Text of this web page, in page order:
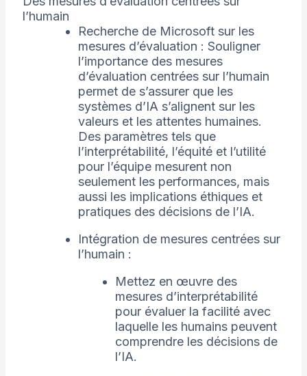
l’humain
Recherche de Microsoft sur les
mesures d’évaluation : Souligner
l’importance des mesures
d’évaluation centrées sur l’humain
permet de s’assurer que les
systèmes d’IA s’alignent sur les
valeurs et les attentes humaines.
Des paramètres tels que
l’interprétabilité, l’équité et l’utilité
pour l’équipe mesurent non
seulement les performances, mais
aussi les implications éthiques et
pratiques des décisions de l’IA.
Intégration de mesures centrées sur
l’humain :
Mettez en œuvre des
mesures d’interprétabilité
pour évaluer la facilité avec
laquelle les humains peuvent
comprendre les décisions de
l’IA.